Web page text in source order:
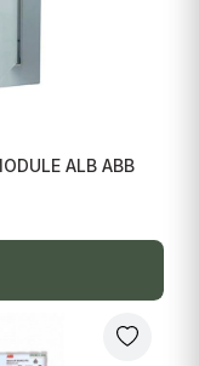
ALB ABB